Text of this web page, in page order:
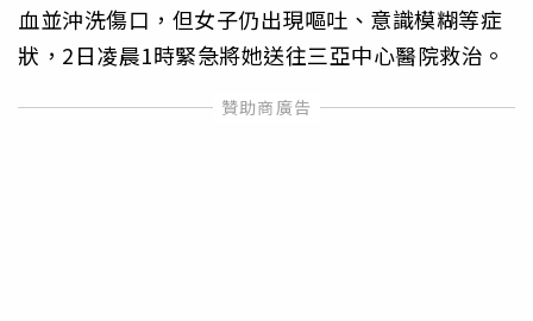
血並沖洗傷口，但女子仍出現嘔吐、意識模糊等症
狀，2日凌晨1時緊急將她送往三亞中心醫院救治。